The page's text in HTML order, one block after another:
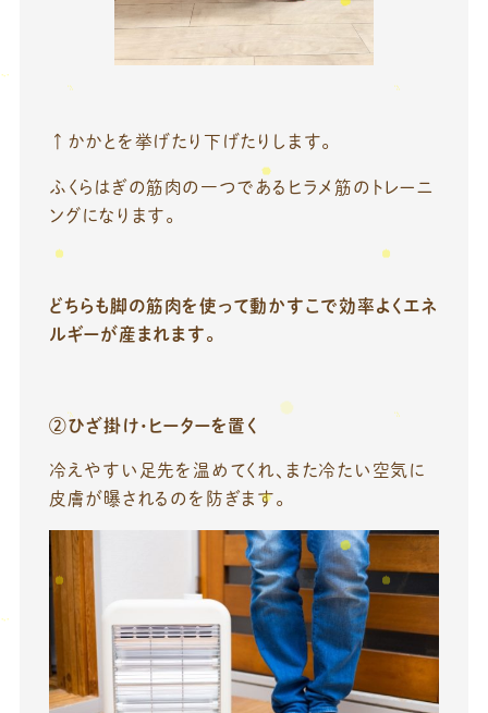
↑かかとを挙げたり下げたりします。
ふくらはぎの筋肉の一つであるヒラメ筋のトレーニ
ングになります。
どちらも脚の筋肉を使って動かすこで効率よくエネ
ルギーが産まれます。
②ひざ掛け・ヒーターを置く
冷えやすい足先を温めてくれ、また冷たい空気に
皮膚が曝されるのを防ぎます。